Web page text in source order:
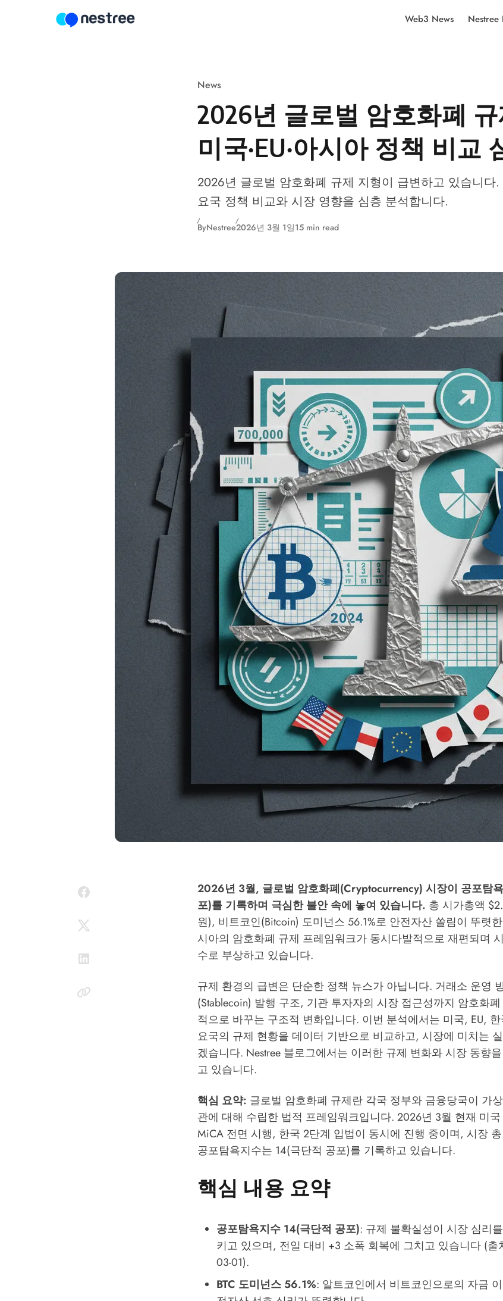
Web3 News Nestree
News
2026년 글로벌 암호화폐
미국·EU·아시아 정책 비교
2026년 글로벌 암호화폐 규제 지형이 급변하고 있습니다.
요국 정책 비교와 시장 영향을 심층 분석합니다.
ByNestree2026년 3월 1일15 min read
2026년 3월, 글로벌 암호화폐(Cryptocurrency) 시장이 공포탐
포)를 기록하며 극심한 불안 속에 놓여 있습니다. 총 시가총액
원), 비트코인(Bitcoin) 도미넌스 56.1%로 안전자산 쏠림이 뚜렷한
시아의 암호화폐 규제 프레임워크가 동시다발적으로 재편되며
수로 부상하고 있습니다.
규제 환경의 급변은 단순한 정책 뉴스가 아닙니다. 거래소 운영
(Stablecoin) 발행 구조, 기관 투자자의 시장 접근성까지 암호화
적으로 바꾸는 구조적 변화입니다. 이번 분석에서는 미국, EU,
요국의 규제 현황을 데이터 기반으로 비교하고, 시장에 미치는
겠습니다. Nestree 블로그에서는 이러한 규제 변화와 시장 동향
고 있습니다.
핵심 요약: 글로벌 암호화폐 규제란 각국 정부와 금융당국이 가
관에 대해 수립한 법적 프레임워크입니다. 2026년 3월 현재 미국
MiCA 전면 시행, 한국 2단계 입법이 동시에 진행 중이며, 시장
공포탐욕지수는 14(극단적 공포)를 기록하고 있습니다.
핵심 내용 요약
공포탐욕지수 14(극단적 공포): 규제 불확실성이 시장 심리
키고 있으며, 전일 대비 +3 소폭 회복에 그치고 있습니다 (출
03-01).
BTC 도미넌스 56.1%: 알트코인에서 비트코인으로의 자금